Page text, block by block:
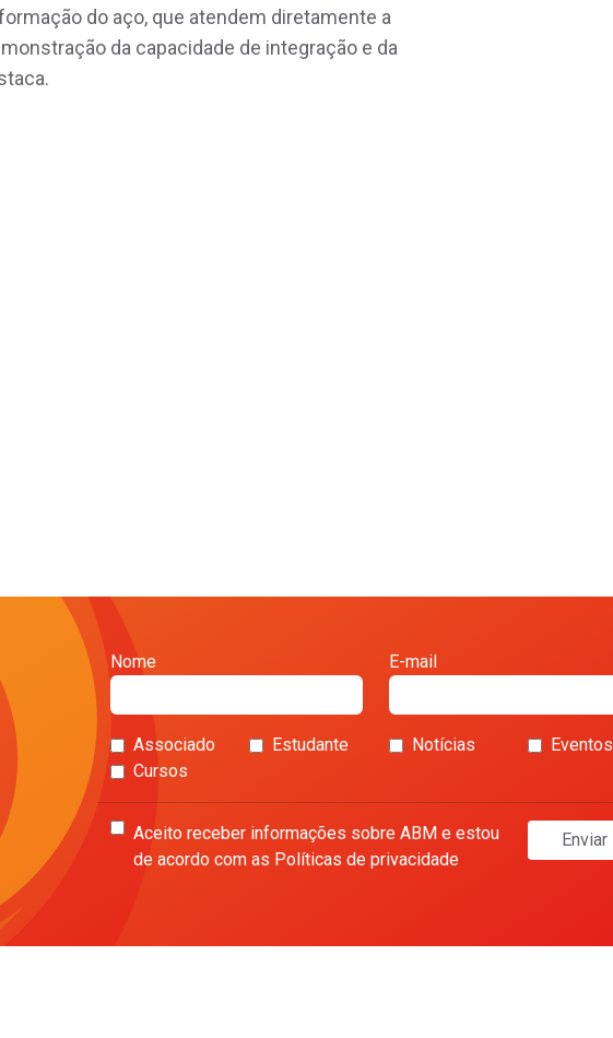
do aço, que atendem diretamente a
da capacidade de integração e da
Nome E-mail
Associado Estudante Notícias
Eventos
Cursos
Aceito receber informações sobre ABM e estou
de acordo com as Políticas de privacidade
Enviar